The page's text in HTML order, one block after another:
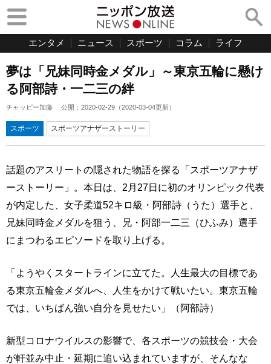
エンタメ ニュース スポーツ コラム ライフ
夢は「兄妹同時金メダル」～東京五輪に懸け
る阿部詩・一二三の絆
チャッピー加藤 公開： 2020-02-29 （2020-03-04更新）
スポーツ スポーツアナザーストーリー
話題のアスリートの隠された物語を探る「スポーツアナザ
ーストーリー」。本日は、2月27日に初のオリンピック代表
が内定した、女子柔道52キロ級・阿部詩（うた）選手と、
兄妹同時金メダルを狙う、兄・阿部一二三（ひふみ）選手
にまつわるエピソードを取り上げる。
「ようやくスタートラインに立てた。人生最大の目標であ
る東京五輪金メダルへ、人生をかけて戦いたい。東京五輪
では、いちばん強い自分を見せたい」（阿部詩）
新型コロナウイルスの影響で、各スポーツの競技会・大会
が軒並み中止・延期に追い込まれていますが、そんなな